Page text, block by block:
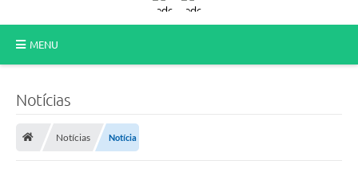
MENU
A Cidade
Notícias
Notícias Notícia